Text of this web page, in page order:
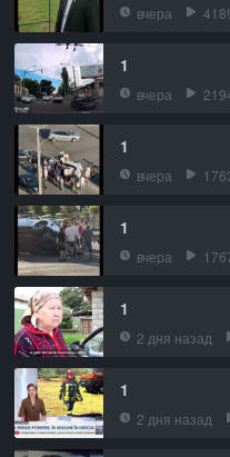
вчера
1
вчера
1
вчера
1
вчера
1
2 дня назад
1
2 дня назад